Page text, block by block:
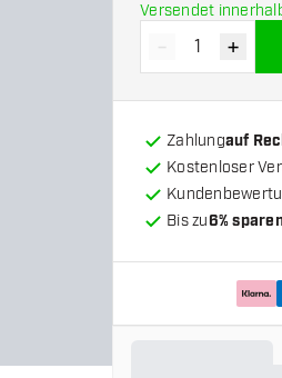
Versendet
Menge
- +
Zahlungauf
Kostenloser
Bis zu6%